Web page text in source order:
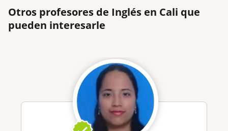
Otros profesores de Inglés en Cali que
pueden interesarle